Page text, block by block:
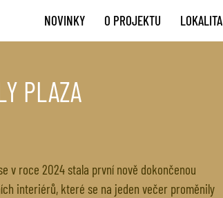
NOVINKY O PROJEKTU LOKALITA
PLAZA
v roce 2024 stala první nově dokončenou
interiérů, které se na jeden večer proměnily